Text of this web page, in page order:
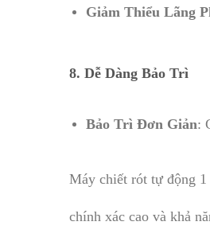
Giảm Thiểu Lãng
8. Dễ Dàng Bảo Trì
Bảo Trì Đơn Giản:
Máy chiết rót tự động
chính xác cao và khả